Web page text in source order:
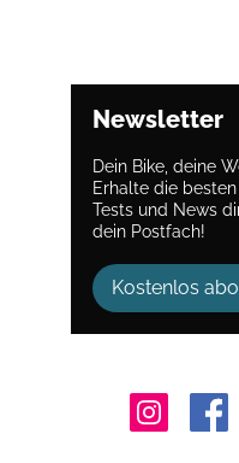
Newsletter
Dein Bike, deine
Erhalte die besten
Tests und News
dein Postfach!
Kostenlos